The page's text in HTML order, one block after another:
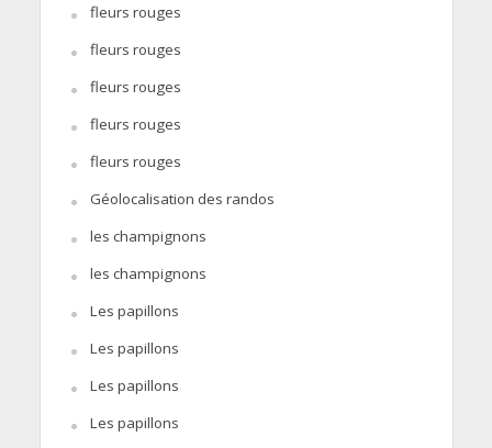
fleurs rouges
fleurs rouges
fleurs rouges
fleurs rouges
fleurs rouges
Géolocalisation des randos
les champignons
les champignons
Les papillons
Les papillons
Les papillons
Les papillons